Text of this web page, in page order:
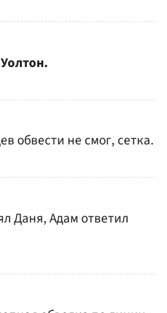
обвести не смог, сетка.
Даня, Адам ответил